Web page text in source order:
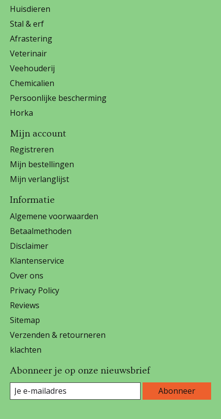
Huisdieren
Stal & erf
Afrastering
Veterinair
Veehouderij
Chemicalien
Persoonlijke bescherming
Horka
Mijn account
Registreren
Mijn bestellingen
Mijn verlanglijst
Informatie
Algemene voorwaarden
Betaalmethoden
Disclaimer
Klantenservice
Over ons
Privacy Policy
Reviews
Sitemap
Verzenden & retourneren
klachten
Abonneer je op onze nieuwsbrief
Abonneer